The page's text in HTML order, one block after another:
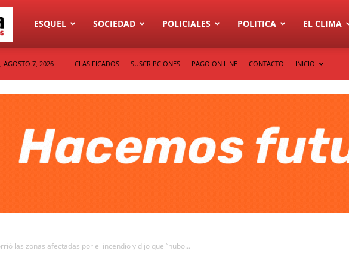
Diario
ESQUEL SOCIEDAD POLICIALES POLITICA EL CLIMA
AGOSTO 7, 2026 CLASIFICADOS SUSCRIPCIONES PAGO ON LINE CONTACTO INICIO
las zonas afectadas por el incendio y dijo que “hubo...